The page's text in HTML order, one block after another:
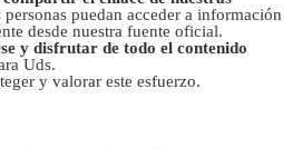
personas puedan acceder a información
desde nuestra fuente oficial.
y disfrutar de todo el contenido
Uds.
y valorar este esfuerzo.